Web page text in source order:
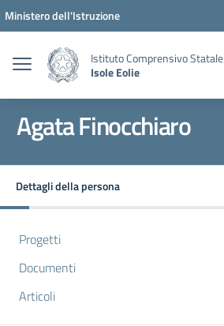
Vai ai contenuti
Vai al menu di navigazione
Vai al footer
Ministero dell'Istruzione
Istituto Comprensivo Statale
Isole Eolie
Agata Finocchiaro
Dettagli della persona
Progetti
Documenti
Articoli